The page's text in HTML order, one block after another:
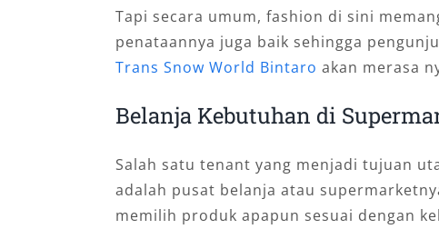
Tapi secara umum, fashion di sini
penataannya juga baik sehingga
Trans Snow World Bintaro akan merasa
Belanja Kebutuhan di
Salah satu tenant yang menjadi tujuan
adalah pusat belanja atau
memilih produk apapun sesuai dengan